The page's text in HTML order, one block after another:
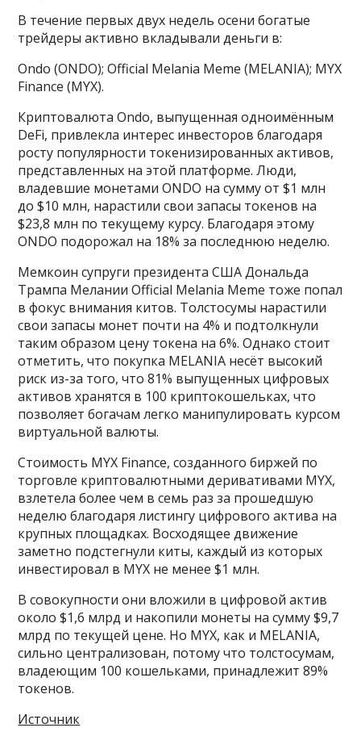
В течение первых двух недель осени богатые
трейдеры активно вкладывали деньги в:
Ondo (ONDO); Official Melania Meme (MELANIA); MYX
Finance (MYX).
Криптовалюта Ondo, выпущенная одноимённым
DeFi, привлекла интерес инвесторов благодаря
росту популярности токенизированных активов,
представленных на этой платформе. Люди,
владевшие монетами ONDO на сумму от $1 млн
до $10 млн, нарастили свои запасы токенов на
$23,8 млн по текущему курсу. Благодаря этому
ONDO подорожал на 18% за последнюю неделю.
Мемкоин супруги президента США Дональда
Трампа Мелании Official Melania Meme тоже попал
в фокус внимания китов. Толстосумы нарастили
свои запасы монет почти на 4% и подтолкнули
таким образом цену токена на 6%. Однако стоит
отметить, что покупка MELANIA несёт высокий
риск из-за того, что 81% выпущенных цифровых
активов хранятся в 100 криптокошельках, что
позволяет богачам легко манипулировать курсом
виртуальной валюты.
Стоимость MYX Finance, созданного биржей по
торговле криптовалютными деривативами MYX,
взлетела более чем в семь раз за прошедшую
неделю благодаря листингу цифрового актива на
крупных площадках. Восходящее движение
заметно подстегнули киты, каждый из которых
инвестировал в MYX не менее $1 млн.
В совокупности они вложили в цифровой актив
около $1,6 млрд и накопили монеты на сумму $9,7
млрд по текущей цене. Но MYX, как и MELANIA,
сильно централизован, потому что толстосумам,
владеющим 100 кошельками, принадлежит 89%
токенов.
Источник